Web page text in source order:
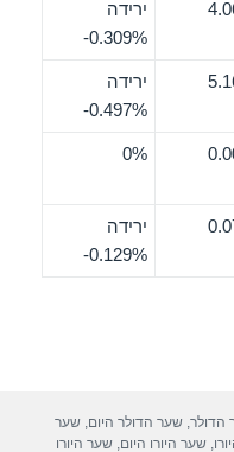
ירידה
‎-0.309%
ירידה
‎-0.497%
0%
ירידה
‎-0.129%
הדולר,שער הדולר היום,שער
,שער היורו היום,שער היורו